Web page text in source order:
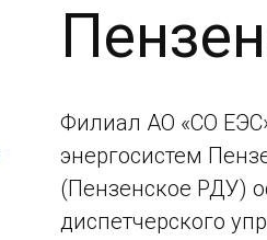
Филиал АО «СО
энергосистем
(Пензенское РДУ)
диспетчерского